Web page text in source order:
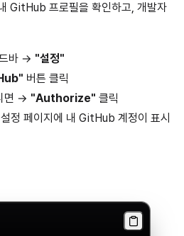
GitHub 프로필을 확인하고, 개발자
바 → "설정"
버튼 클릭
면 → "Authorize" 클릭
정 페이지에 내 GitHub 계정이 표시